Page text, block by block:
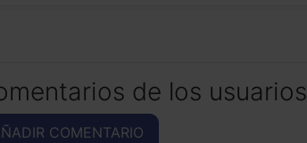
de los usuarios
COMENTARIO